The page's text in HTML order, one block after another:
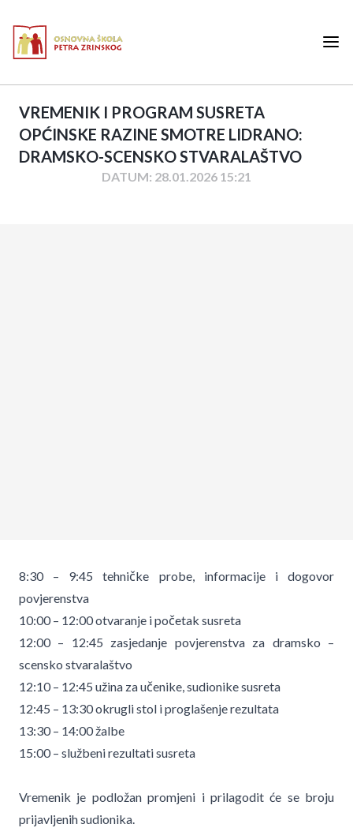
VREMENIK I PROGRAM SUSRETA
OPĆINSKE RAZINE SMOTRE LIDRANO:
DRAMSKO-SCENSKO STVARALAŠTVO
DATUM: 28.01.2026 15:21
8:30 – 9:45 tehničke probe, informacije i dogovor
povjerenstva
10:00 – 12:00 otvaranje i početak susreta
12:00 – 12:45 zasjedanje povjerenstva za dramsko –
scensko stvaralaštvo
12:10 – 12:45 užina za učenike, sudionike susreta
12:45 – 13:30 okrugli stol i proglašenje rezultata
13:30 – 14:00 žalbe
15:00 – službeni rezultati susreta
Vremenik je podložan promjeni i prilagodit će se broju
prijavljenih sudionika.